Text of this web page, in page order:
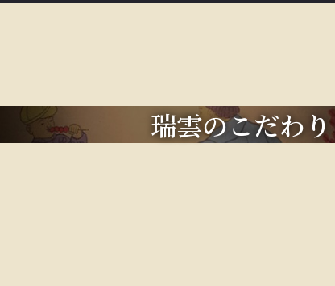
瑞雲のこだわり